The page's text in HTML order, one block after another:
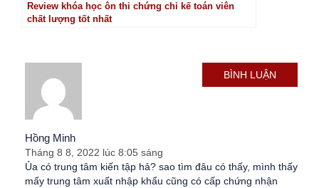
Review khóa học ôn thi chứng chỉ kế toán viên
chất lượng tốt nhất
Hồng Minh
Tháng 8 8, 2022 lúc 8:05 sáng
Ủa có trung tâm kiến tập hả? sao tìm đâu có thấy, mình thấy
mấy trung tâm xuất nhập khẩu cũng có cấp chứng nhận
BÌNH LUẬN